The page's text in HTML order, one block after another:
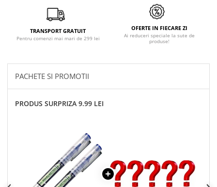
TRANSPORT GRATUIT
Pentru comenzi mai mari de 299 lei
OFERTE IN FIECARE ZI
Ai reduceri speciale la sute de
produse!
PACHETE SI PROMOTII
PRODUS SURPRIZA 9.99 LEI